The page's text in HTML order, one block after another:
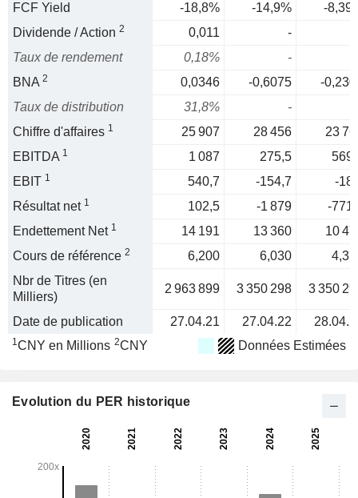
FCF Yield
-18,8% -14,9%
-
Dividende / Action 2 0,011
-
Taux de rendement
0,18%
-
BNA 2 0,0346 -0,6075
-
Taux de distribution
31,8%
-
Chiffre d'affaires 1 25 907 28 456
23
EBITDA 1 1 087 275,5
EBIT 1 540,7 -154,7
-
Résultat net 1 102,5 -1 879
-
Endettement Net 1 14 191 13 360
10
Cours de référence 2 6,200 6,030
Nbr de Titres (en
Milliers)
2 963 899 3 350 298 3 350
Date de publication 27.04.21 27.04.22
1CNY en Millions 2CNY Données Estimées
Evolution du PER historique